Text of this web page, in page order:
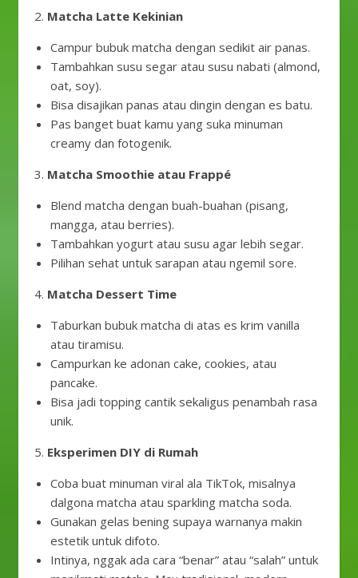
2. Matcha Latte Kekinian
Campur bubuk matcha dengan sedikit air panas.
Tambahkan susu segar atau susu nabati (almond,
oat, soy).
Bisa disajikan panas atau dingin dengan es batu.
Pas banget buat kamu yang suka minuman
creamy dan fotogenik.
3. Matcha Smoothie atau Frappé
Blend matcha dengan buah-buahan (pisang,
mangga, atau berries).
Tambahkan yogurt atau susu agar lebih segar.
Pilihan sehat untuk sarapan atau ngemil sore.
4. Matcha Dessert Time
Taburkan bubuk matcha di atas es krim vanilla
atau tiramisu.
Campurkan ke adonan cake, cookies, atau
pancake.
Bisa jadi topping cantik sekaligus penambah rasa
unik.
5. Eksperimen DIY di Rumah
Coba buat minuman viral ala TikTok, misalnya
dalgona matcha atau sparkling matcha soda.
Gunakan gelas bening supaya warnanya makin
estetik untuk difoto.
Intinya, nggak ada cara “benar” atau “salah” untuk